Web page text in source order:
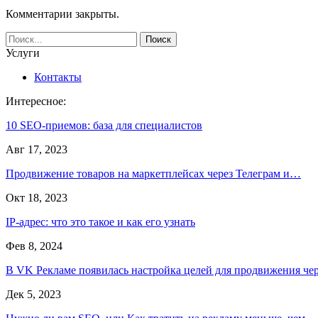
Комментарии закрыты.
Услуги
Контакты
Интересное:
10 SEO-приемов: база для специалистов
Авг 17, 2023
Продвижение товаров на маркетплейсах через Телеграм и…
Окт 18, 2023
IP-адрес: что это такое и как его узнать
Фев 8, 2024
В VK Рекламе появилась настройка целей для продвижения
Дек 5, 2023